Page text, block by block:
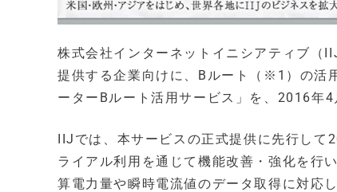
株式会社インターネットイニシアティブ（
提供する企業向けに、Bルート（※1）の活
ーターBルート活用サービス」を、2016年4
IIJでは、本サービスの正式提供に先行して
ライアル利用を通じて機能改善・強化を行
算電力量や瞬時電流値のデータ取得に対応